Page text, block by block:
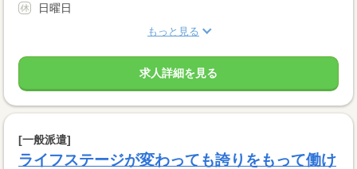
日曜日
もっと見る
求人詳細を見る
[一般派遣]
ライフステージが変わっても誇りをもって働け